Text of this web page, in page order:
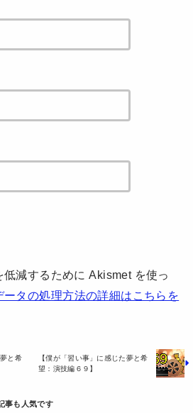
減するために Akismet を使っ
ータの処理方法の詳細はこちらを
と希
【僕が「習い事」に感じた夢と希
望：演技編６９】